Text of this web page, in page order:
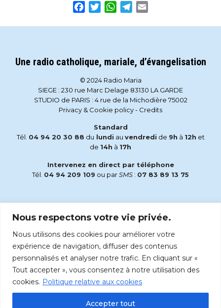
Nous respectons votre vie privée.
Nous utilisons des cookies pour améliorer votre
expérience de navigation, diffuser des contenus
personnalisés et analyser notre trafic. En cliquant sur «
Tout accepter », vous consentez à notre utilisation des
cookies. Politique relative aux cookies
Accepter tout
Facebook
TwitterWhatsApp
Telegram
Une radio catholique, mariale, d’évangelisation
© 2024 Radio Maria
SIEGE : 230 rue Marc Delage 83130 LA GARDE
STUDIO de PARIS : 4 rue de la Michodière 75002
Privacy & Cookie policy- Credits
Standard
Tél. 04 94 20 30 88 du lundi au vendredi de 9h à 12h et
de 14h à 17h
Intervenez en direct par téléphone
Tél. 04 94 209 109 ou parSMS : 07 83 89 13 75
accueil@radiomaria.fr
Écoutez Radio Maria sur :